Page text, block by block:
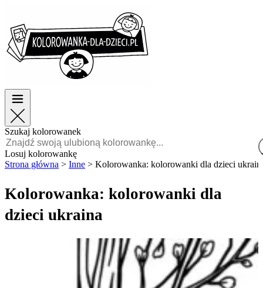
TOP kategorie
Dla chłopców
Dla dziewczynek
Polski
POLSKI
FRANÇAIS
MALAGASY
TOP kategorie
Dla chłopców
Dla dziewczynek
Szukaj kolorowanek
Losuj kolorowankę
Strona główna > Inne > Kolorowanka: kolorowanki dla dzieci
Kolorowanka: kolorowanki dla
dzieci ukraina